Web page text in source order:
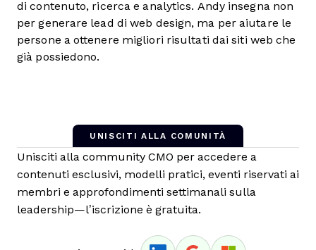
di contenuto, ricerca e analytics. Andy insegna non
per generare lead di web design, ma per aiutare le
persone a ottenere migliori risultati dai siti web che
già possiedono.
UNISCITI ALLA COMUNITÀ
Unisciti alla community CMO per accedere a
contenuti esclusivi, modelli pratici, eventi riservati ai
membri e approfondimenti settimanali sulla
leadership—l’iscrizione è gratuita.